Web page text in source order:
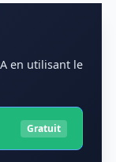
en utilisant le
Gratuit